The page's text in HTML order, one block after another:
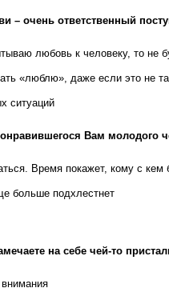
– очень ответственный
любовь к человеку, то не
«люблю», даже если это не
ситуаций
Вам молодого
Время покажет, кому с кем
больше подхлестнет
на себе чей-то